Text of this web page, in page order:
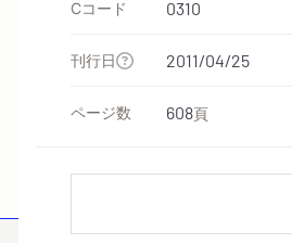
Cコード 0310
刊行日 2011/04/25
ページ数 608頁